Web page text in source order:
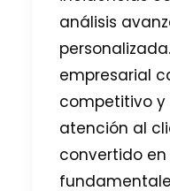
análisis
empresarial
competitivo y
atención al
convertido